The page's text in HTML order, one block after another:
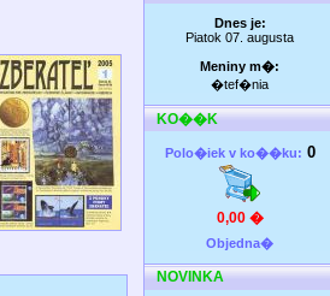
Dnes je:
Piatok 07. augusta
Meniny m�:
�tef�nia
KO��K
Polo�iek v ko��ku: 0
0,00 �
Objedna�
NOVINKA